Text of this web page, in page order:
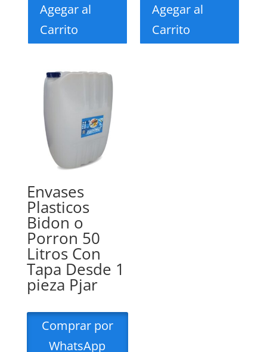
Agegar al
Carrito
Agegar al
Carrito
Envases
Plasticos
Bidon o
Porron 50
Litros Con
Tapa Desde 1
pieza Pjar
Comprar por
WhatsApp